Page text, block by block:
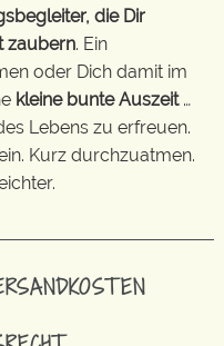
die Dir
zaubern. Ein
oder Dich damit im
kleine bunte Auszeit…
Lebens zu erfreuen.
Kurz durchzuatmen.